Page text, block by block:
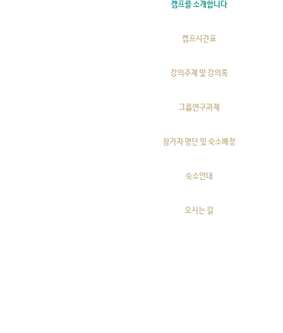
캠프를 소개합니다
캠프시간표
강의주제 및 강의록
그룹연구과제
참가자 명단 및 숙소배정
숙소안내
오시는 길